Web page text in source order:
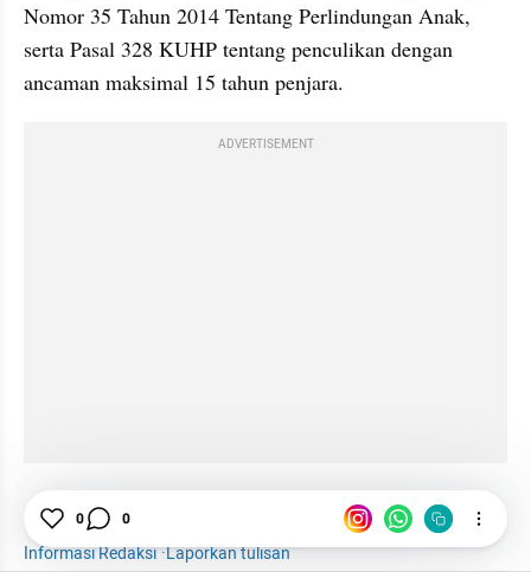
Nomor 35 Tahun 2014 Tentang Perlindungan Anak,
serta Pasal 328 KUHP tentang penculikan dengan
ancaman maksimal 15 tahun penjara.
ADVERTISEMENT
Anak Disandera di Pospol Pejaten Polisi
News
Informasi Redaksi·Laporkan tulisan
0 0